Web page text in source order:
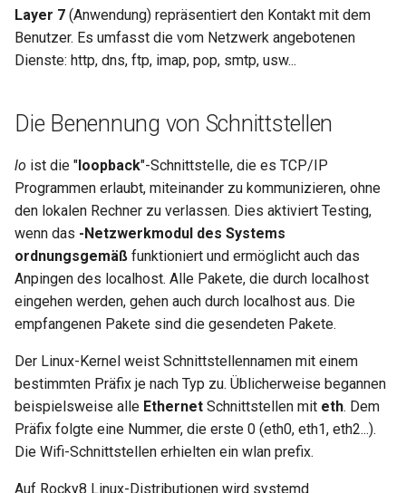
Layer 7 (Anwendung) repräsentiert den Kontakt mit dem
Benutzer. Es umfasst die vom Netzwerk angebotenen
Dienste: http, dns, ftp, imap, pop, smtp, usw...
Die Benennung von Schnittstellen
lo ist die " loopback"-Schnittstelle, die es TCP/IP
Programmen erlaubt, miteinander zu kommunizieren, ohne
den lokalen Rechner zu verlassen. Dies aktiviert Testing,
wenn das -Netzwerkmodul des Systems
ordnungsgemäß funktioniert und ermöglicht auch das
Anpingen des localhost. Alle Pakete, die durch localhost
eingehen werden, gehen auch durch localhost aus. Die
empfangenen Pakete sind die gesendeten Pakete.
Der Linux-Kernel weist Schnittstellennamen mit einem
bestimmten Präfix je nach Typ zu. Üblicherweise begannen
beispielsweise alle Ethernet Schnittstellen mit eth. Dem
Präfix folgte eine Nummer, die erste 0 (eth0, eth1, eth2...).
Die Wifi-Schnittstellen erhielten ein wlan prefix.
Auf Rocky8 Linux-Distributionen wird systemd